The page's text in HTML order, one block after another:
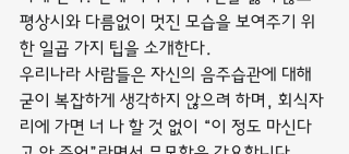
평상시와 다름없이 멋진 모습을 보여주기 위
한 일곱 가지 팁을 소개한다.
우리나라 사람들은 자신의 음주습관에 대해
굳이 복잡하게 생각하지 않으려 하며, 회식자
리에 가면 너 나 할 것 없이 “이 정도 마신다